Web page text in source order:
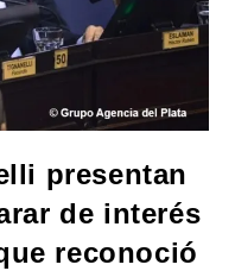
presentan
de interés
reconoció